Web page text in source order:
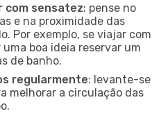
com sensatez: pense no
e na proximidade das
Por exemplo, se viajar com
boa ideia reservar um
de banho.
regularmente: levante-se
melhorar a circulação das